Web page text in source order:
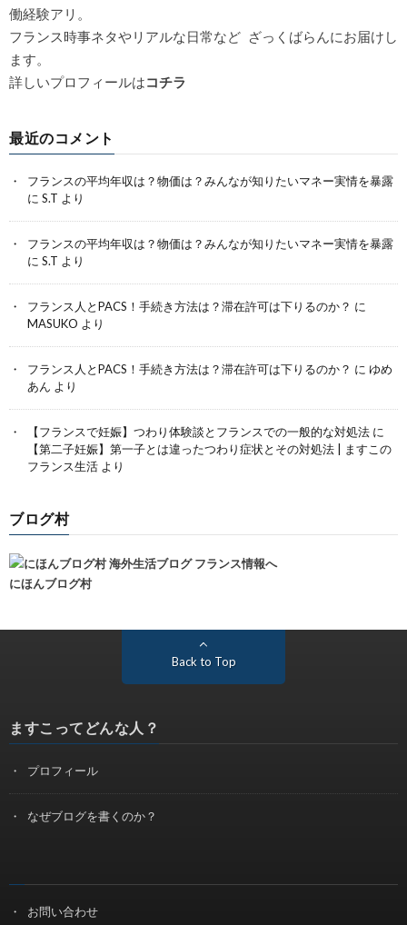
働経験アリ。
フランス時事ネタやリアルな日常など ざっくばらんにお届けし
ます。
詳しいプロフィールはコチラ
最近のコメント
フランスの平均年収は？物価は？みんなが知りたいマネー実情を暴露
に S.T より
フランスの平均年収は？物価は？みんなが知りたいマネー実情を暴露
に S.T より
フランス人とPACS！手続き方法は？滞在許可は下りるのか？ に
MASUKO より
フランス人とPACS！手続き方法は？滞在許可は下りるのか？ に ゆめ
あん より
【フランスで妊娠】つわり体験談とフランスでの一般的な対処法 に
【第二子妊娠】第一子とは違ったつわり症状とその対処法 | ますこの
フランス生活 より
ブログ村
にほんブログ村
Back to Top
ますこってどんな人？
プロフィール
なぜブログを書くのか？
お問い合わせ